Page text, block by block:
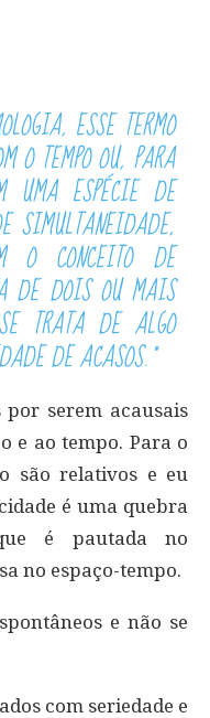
ESSE TERMO
O TEMPO OU, PARA
UMA ESPÉCIE DE
SIMULTANEIDADE,
O CONCEITO DE
DE DOIS OU MAIS
TRATA DE ALGO
DE ACASOS.”
por serem acausais
e ao tempo. Para o
são relativos e eu
é uma quebra
é pautada no
no espaço-tempo.
e não se
com seriedade e